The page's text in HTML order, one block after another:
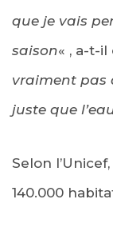
que je vais
saison« , a-t-il
vraiment pas
juste que
Selon
140.000